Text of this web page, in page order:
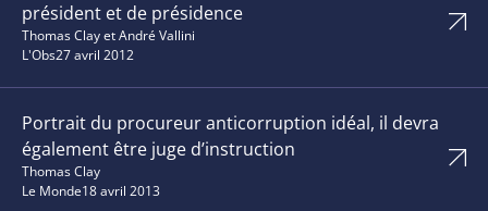
président et de présidence
Thomas Clay et André Vallini
L'Obs27 avril 2012
Portrait du procureur anticorruption idéal, il devra
également être juge d’instruction
Thomas Clay
Le Monde18 avril 2013